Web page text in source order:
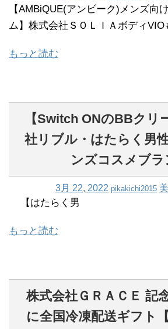
【AMBiQUE(アンビーク)メンズ向
ム】株式会社ＳＯＬＩＡボディVIO
もっと読む
【Switch ONのBBクリ
社リブル・はたらく男
ンズコスメブラ
3月 22, 2022 pikakichi2015
【はたらく男
もっと読む
株式会社ＧＲＡＣＥ 記
に全国冷凍配送ギフト